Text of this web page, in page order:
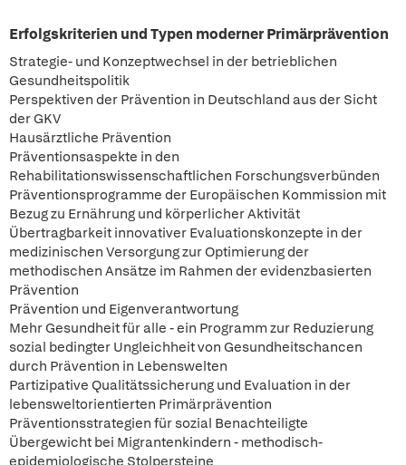
Erfolgskriterien und Typen moderner Primärprävention
Strategie- und Konzeptwechsel in der betrieblichen
Gesundheitspolitik
Perspektiven der Prävention in Deutschland aus der Sicht
der GKV
Hausärztliche Prävention
Präventionsaspekte in den
Rehabilitationswissenschaftlichen Forschungsverbünden
Präventionsprogramme der Europäischen Kommission mit
Bezug zu Ernährung und körperlicher Aktivität
Übertragbarkeit innovativer Evaluationskonzepte in der
medizinischen Versorgung zur Optimierung der
methodischen Ansätze im Rahmen der evidenzbasierten
Prävention
Prävention und Eigenverantwortung
Mehr Gesundheit für alle - ein Programm zur Reduzierung
sozial bedingter Ungleichheit von Gesundheitschancen
durch Prävention in Lebenswelten
Partizipative Qualitätssicherung und Evaluation in der
lebensweltorientierten Primärprävention
Präventionsstrategien für sozial Benachteiligte
Übergewicht bei Migrantenkindern - methodisch-
epidemiologische Stolpersteine